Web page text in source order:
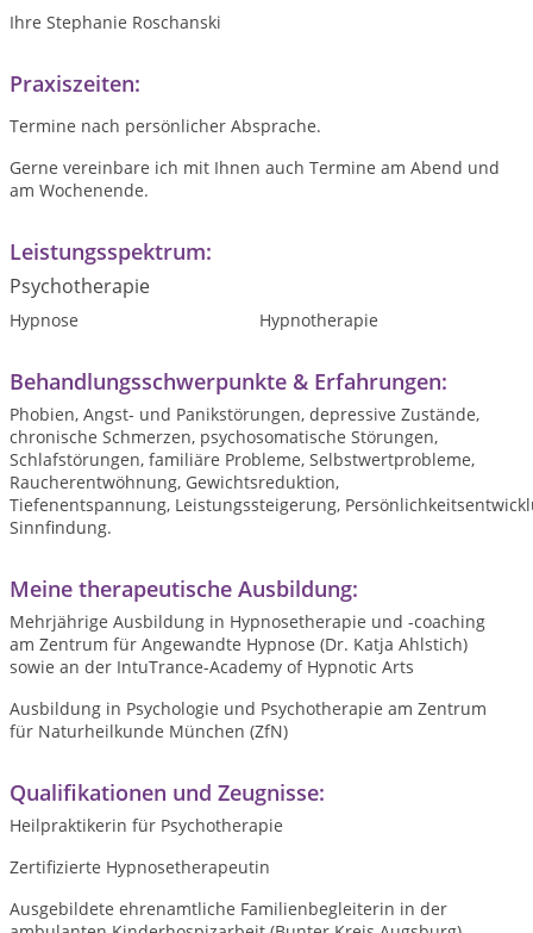
Ihre Stephanie Roschanski
Praxiszeiten:
Termine nach persönlicher Absprache.
Gerne vereinbare ich mit Ihnen auch Termine am Abend und
am Wochenende.
Leistungsspektrum:
Psychotherapie
Hypnose Hypnotherapie
Behandlungsschwerpunkte & Erfahrungen:
Phobien, Angst- und Panikstörungen, depressive Zustände,
chronische Schmerzen, psychosomatische Störungen,
Schlafstörungen, familiäre Probleme, Selbstwertprobleme,
Raucherentwöhnung, Gewichtsreduktion,
Tiefenentspannung, Leistungssteigerung,
Sinnfindung.
Meine therapeutische Ausbildung:
Mehrjährige Ausbildung in Hypnosetherapie und -coaching
am Zentrum für Angewandte Hypnose (Dr. Katja Ahlstich)
sowie an der IntuTrance-Academy of Hypnotic Arts
Ausbildung in Psychologie und Psychotherapie am Zentrum
für Naturheilkunde München (ZfN)
Qualifikationen und Zeugnisse:
Heilpraktikerin für Psychotherapie
Zertifizierte Hypnosetherapeutin
Ausgebildete ehrenamtliche Familienbegleiterin in der